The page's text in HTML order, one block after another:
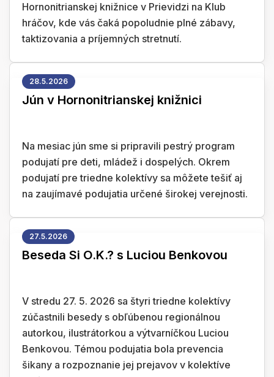
Hornonitrianskej knižnice v Prievidzi na Klub
hráčov, kde vás čaká popoludnie plné zábavy,
taktizovania a príjemných stretnutí.
28.5.2026
Jún v Hornonitrianskej knižnici
Na mesiac jún sme si pripravili pestrý program
podujatí pre deti, mládež i dospelých. Okrem
podujatí pre triedne kolektívy sa môžete tešiť aj
na zaujímavé podujatia určené širokej verejnosti.
27.5.2026
Beseda Si O.K.? s Luciou Benkovou
V stredu 27. 5. 2026 sa štyri triedne kolektívy
zúčastnili besedy s obľúbenou regionálnou
autorkou, ilustrátorkou a výtvarníčkou Luciou
Benkovou. Témou podujatia bola prevencia
šikany a rozpoznanie jej prejavov v kolektíve